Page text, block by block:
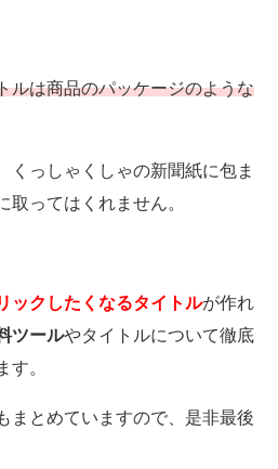
ルは商品のパッケージのような
くっしゃくしゃの新聞紙に包ま
取ってはくれません。
ックしたくなるタイトルが作れ
ツールやタイトルについて徹底
す。
まとめていますので、是非最後